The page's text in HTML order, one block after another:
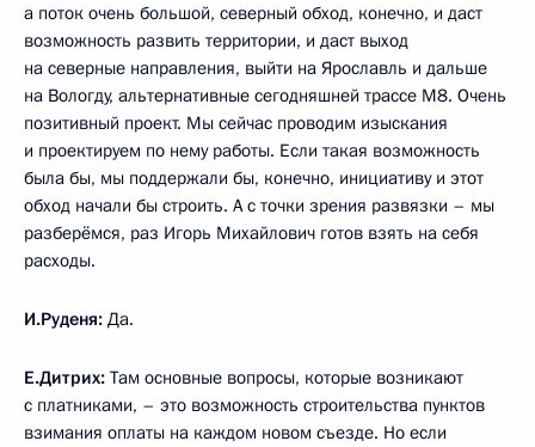
а поток очень большой, северный обход, конечно, и даст
возможность развить территории, и даст выход
на северные направления, выйти на Ярославль и дальше
на Вологду, альтернативные сегодняшней трассе М8. Очень
позитивный проект. Мы сейчас проводим изыскания
и проектируем по нему работы. Если такая возможность
была бы, мы поддержали бы, конечно, инициативу и этот
обход начали бы строить. А с точки зрения развязки – мы
разберёмся, раз Игорь Михайлович готов взять на себя
расходы.
И.Руденя: Да.
Е.Дитрих: Там основные вопросы, которые возникают
с платниками, – это возможность строительства пунктов
взимания оплаты на каждом новом съезде. Но если